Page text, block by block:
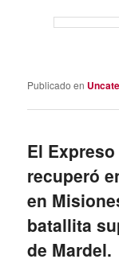
Publicado en
El
recuperó
en
batallita
de Mardel.